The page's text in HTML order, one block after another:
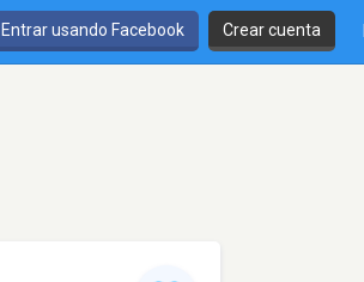
Entrar usando Facebook Crear cuenta